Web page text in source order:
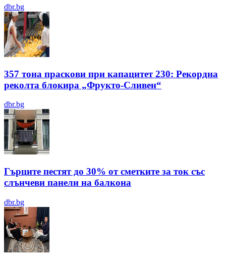
dbr.bg
357 тона праскови при капацитет 230: Рекордна
реколта блокира „Фрукто-Сливен“
dbr.bg
Гърците пестят до 30% от сметките за ток със
слънчеви панели на балкона
dbr.bg